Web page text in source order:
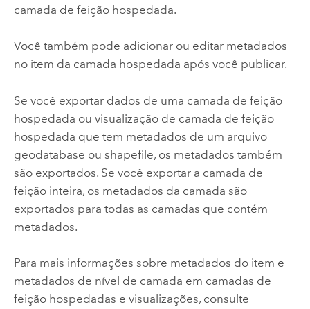
camada de feição hospedada.
Você também pode adicionar ou editar metadados
no item da camada hospedada após você publicar.
Se você exportar dados de uma camada de feição
hospedada ou visualização de camada de feição
hospedada que tem metadados de um arquivo
geodatabase ou shapefile, os metadados também
são exportados. Se você exportar a camada de
feição inteira, os metadados da camada são
exportados para todas as camadas que contém
metadados.
Para mais informações sobre metadados do item e
metadados de nível de camada em camadas de
feição hospedadas e visualizações, consulte